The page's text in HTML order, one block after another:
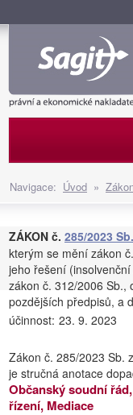
Navigace: Úvod »
ZÁKON č. 285/2023 Sb.
kterým se mění zákon
jeho řešení
zákon č. 312/2006 Sb.,
pozdějších předpisů, a
účinnost: 23. 9. 2023
Zákon č. 285/2023 Sb.
je stručná anotace
Občanský soudní
řízení, Mediace